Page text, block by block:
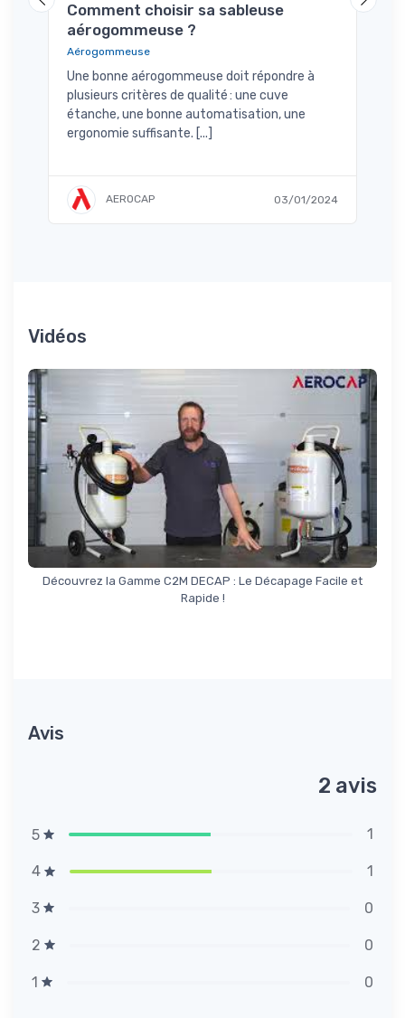
Comment choisir sa sableuse
aérogommeuse ?
Aérogommeuse
Une bonne aérogommeuse doit répondre à
plusieurs critères de qualité : une cuve
étanche, une bonne automatisation, une
ergonomie suffisante. [...]
AEROCAP 03/01/2024
Vidéos
Découvrez la Gamme C2M DECAP : Le Décapage Facile et
Rapide !
Avis
2 avis
5 1
4 1
3 0
2 0
1 0